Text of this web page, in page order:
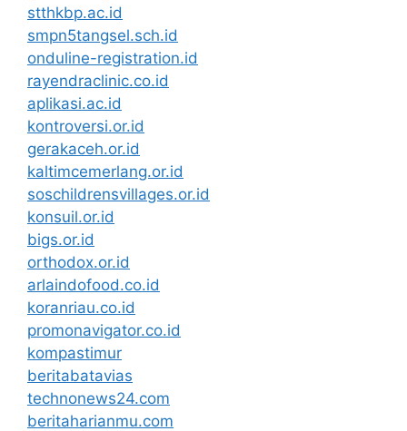
stthkbp.ac.id
smpn5tangsel.sch.id
onduline-registration.id
rayendraclinic.co.id
aplikasi.ac.id
kontroversi.or.id
gerakaceh.or.id
kaltimcemerlang.or.id
soschildrensvillages.or.id
konsuil.or.id
bigs.or.id
orthodox.or.id
arlaindofood.co.id
koranriau.co.id
promonavigator.co.id
kompastimur
beritabatavias
technonews24.com
beritaharianmu.com